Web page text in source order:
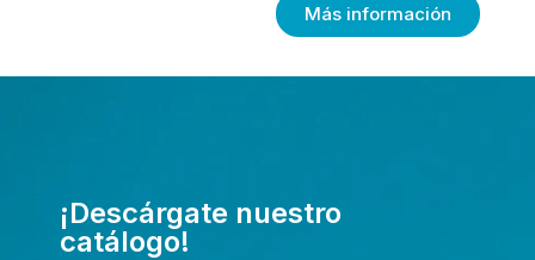
Más información
¡Descárgate nuestro
catálogo!